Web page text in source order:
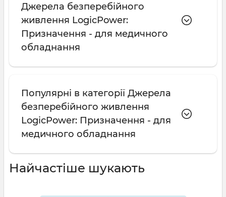
Джерела безперебійного
живлення LogicPower:
Призначення - для медичного
обладнання
Популярні в категорії Джерела
безперебійного живлення
LogicPower: Призначення - для
медичного обладнання
Найчастіше шукають